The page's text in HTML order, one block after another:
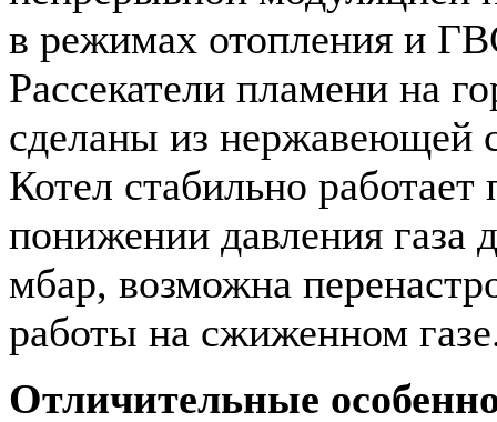
в режимах отопления и
Рассекатели пламени на
сделаны из нержавеющей
Котел стабильно работает
понижении давления газа
мбар, возможна
работы на сжиженном
Отличительные